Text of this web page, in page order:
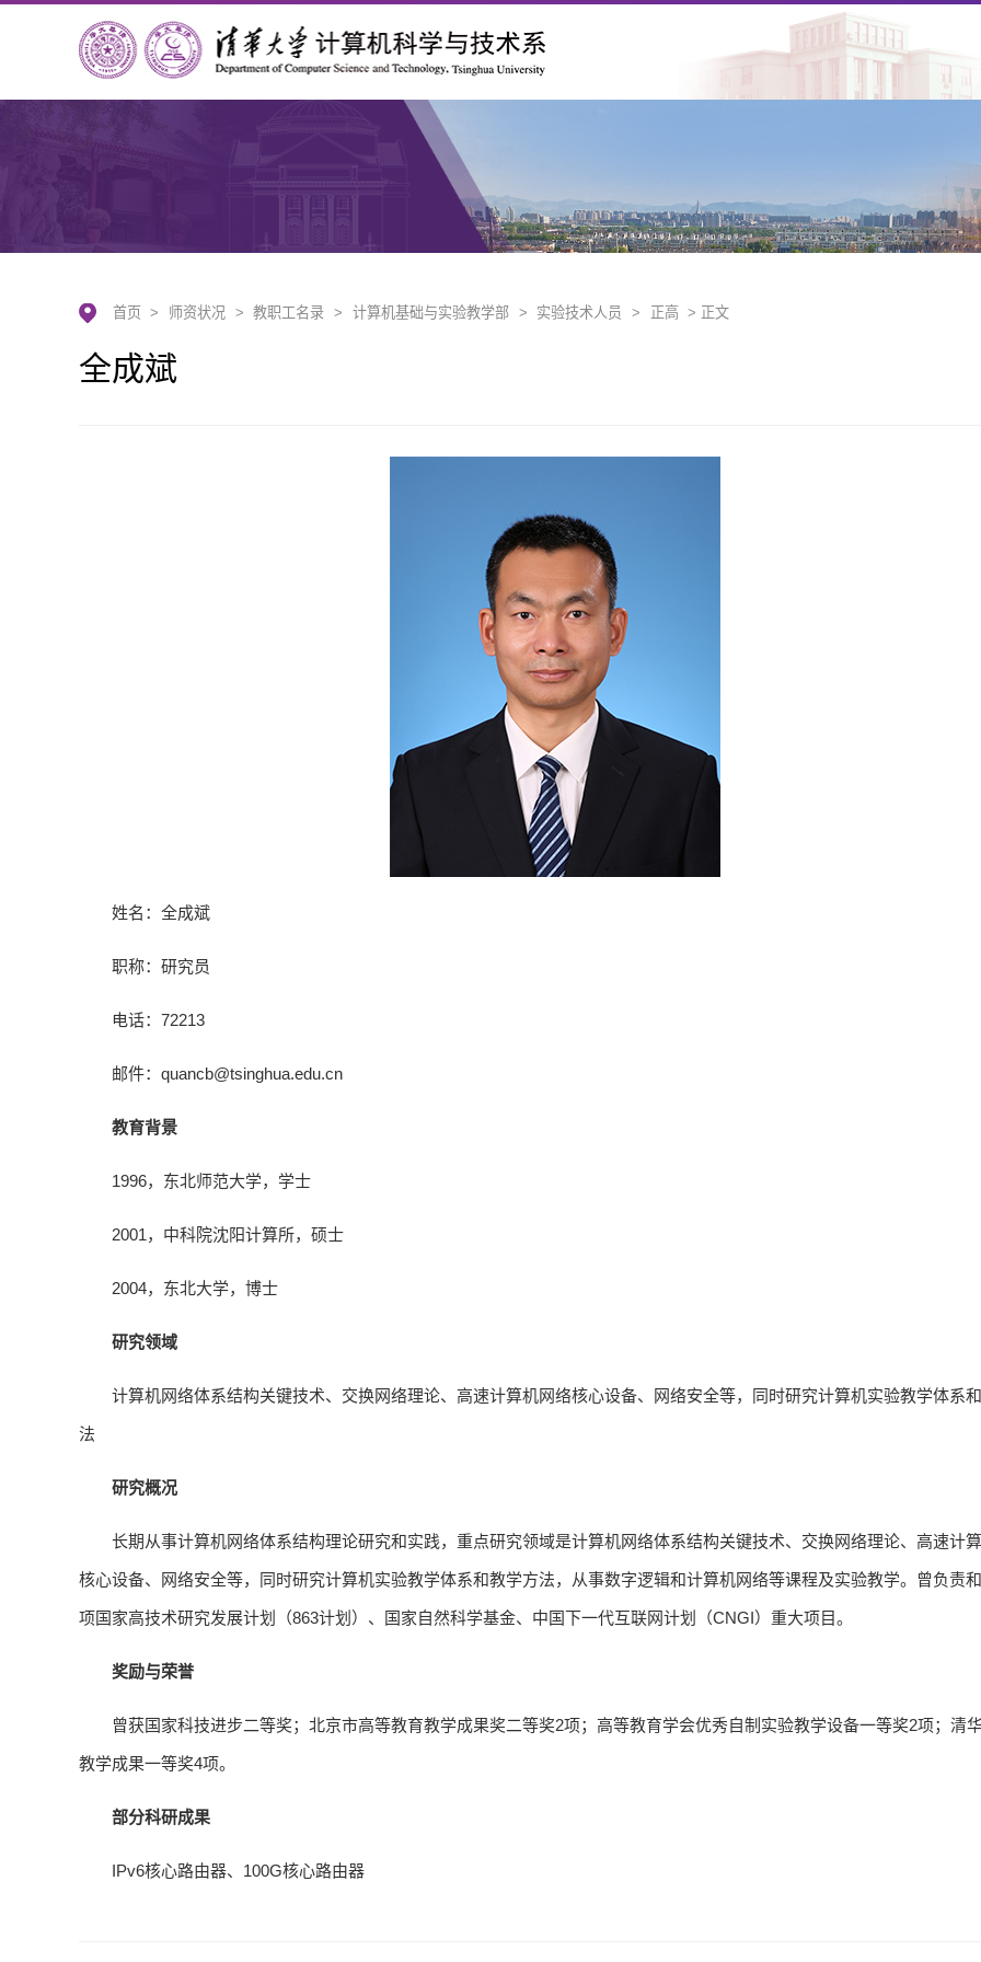
首页 > 师资状况 > 教职工名录 > 计算机基础与实验教学部 > 实验技术人员 > 正高 > 正文
全成斌
姓名：全成斌
职称：研究员
电话：72213
邮件：quancb@tsinghua.edu.cn
教育背景
1996，东北师范大学，学士
2001，中科院沈阳计算所，硕士
2004，东北大学，博士
研究领域
计算机网络体系结构关键技术、交换网络理论、高速计算机网络核心设备、网络安全等，同时研究计算机实验教学体系
法
研究概况
长期从事计算机网络体系结构理论研究和实践，重点研究领域是计算机网络体系结构关键技术、交换网络理论、高速计
核心设备、网络安全等，同时研究计算机实验教学体系和教学方法，从事数字逻辑和计算机网络等课程及实验教学。曾负责
项国家高技术研究发展计划（863计划）、国家自然科学基金、中国下一代互联网计划（CNGI）重大项目。
奖励与荣誉
曾获国家科技进步二等奖；北京市高等教育教学成果奖二等奖2项；高等教育学会优秀自制实验教学设备一等奖2项；清
教学成果一等奖4项。
部分科研成果
IPv6核心路由器、100G核心路由器